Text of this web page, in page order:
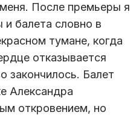
После премьеры я
балета словно в
тумане, когда
отказывается
закончилось. Балет
Александра
откровением, но